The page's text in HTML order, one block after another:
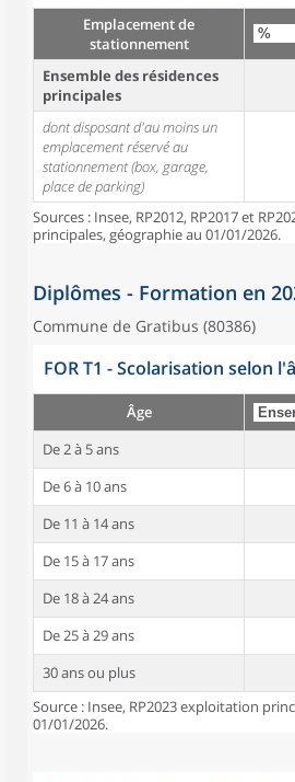
Emplacement de
stationnement
Ensemble des résidences
principales
dont disposant d'au moins un
emplacement réservé au
stationnement (box, garage,
place de parking)
Sources : Insee, RP2012, RP2017 et
principales, géographie au 01/01/2026.
Diplômes - Formation en
Commune de Gratibus (80386)
FOR T1 - Scolarisation selon
Âge
De 2 à 5 ans
De 6 à 10 ans
De 11 à 14 ans
De 15 à 17 ans
De 18 à 24 ans
De 25 à 29 ans
30 ans ou plus
Source : Insee, RP2023 exploitation
01/01/2026.